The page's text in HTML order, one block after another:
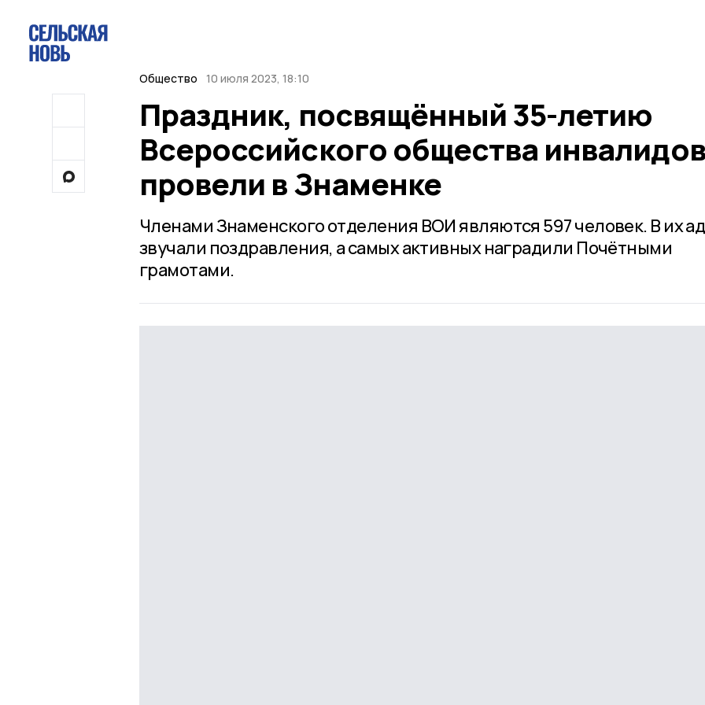
Общество 10 июля 2023, 18:10
Праздник, посвящённый 35-летию
Всероссийского общества
провели в Знаменке
Членами Знаменского отделения ВОИ являются 597 человек. В их
звучали поздравления, а самых активных наградили Почётными
грамотами.